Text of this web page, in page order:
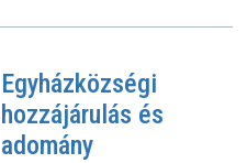
Egyházközségi
hozzájárulás és
adomány